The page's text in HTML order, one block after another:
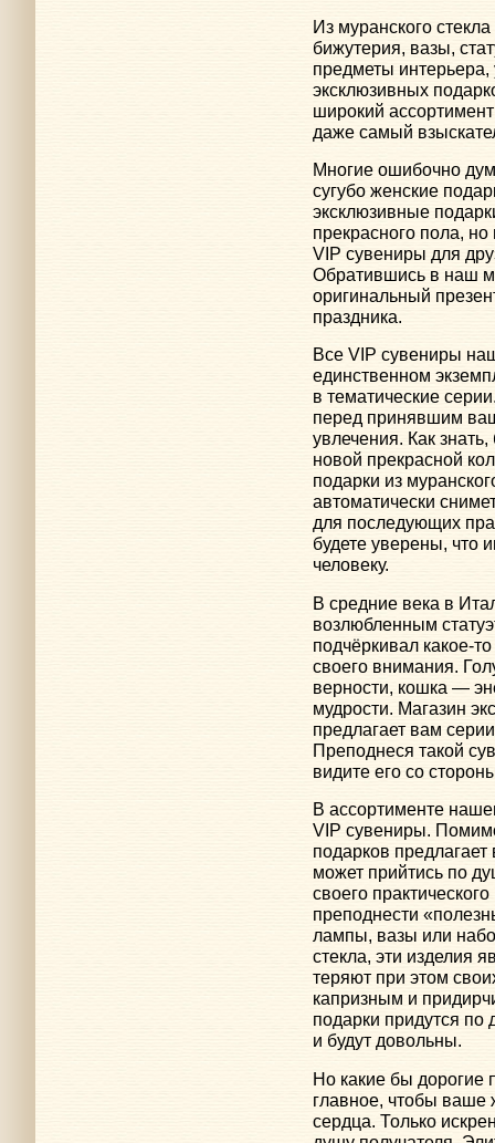
Из муранского
бижутерия, вазы,
предметы
эксклюзивных
широкий
даже самый
Многие ошибочно
сугубо женские
эксклюзивные
прекрасного пола,
VIP сувениры для
Обратившись в наш
оригинальный
праздника.
Все VIP сувениры
единственном
в тематические
перед принявшим
увлечения. Как
новой прекрасной
подарки из
автоматически
для последующих
будете уверены, что
человеку.
В средние века в
возлюбленным
подчёркивал какое-
своего внимания.
верности, кошка —
мудрости. Магазин
предлагает вам
Преподнеся такой
видите его со
В ассортименте
VIP сувениры.
подарков
может прийтись по
своего
преподнести
лампы, вазы или
стекла, эти изделия
теряют при этом
капризным и
подарки придутся
и будут довольны.
Но какие бы
главное, чтобы ваше
сердца. Только